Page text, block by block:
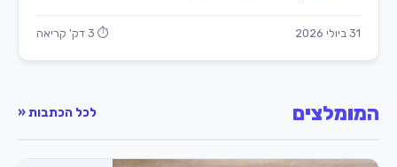
31 ביולי 2026 ⏱ 3 דק' קריאה
המומלצים לכל הכתבות «